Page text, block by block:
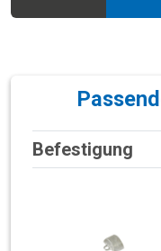
Befestigung